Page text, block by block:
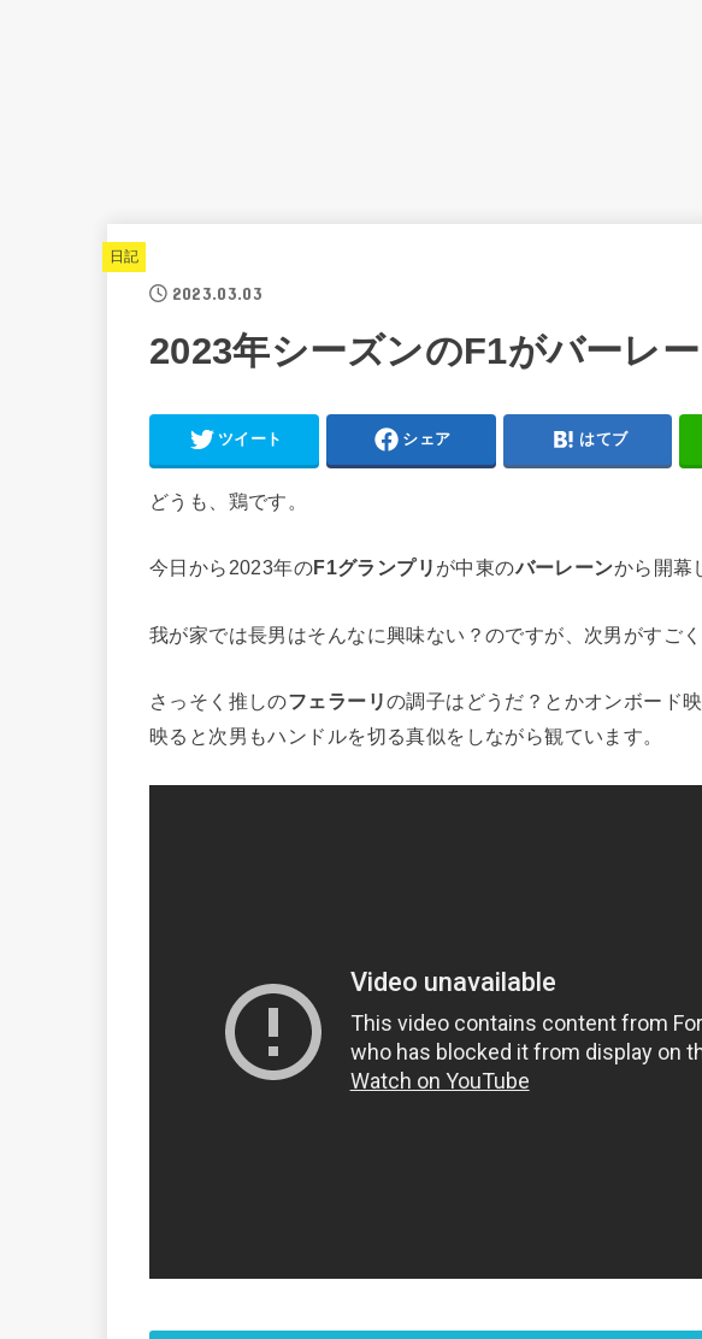
日記
2023.03.03
2023年シーズンのF1がバーレ
ツイート シェア はてブ
どうも、鶏です。
今日から2023年のF1グランプリ が中東のバーレーンから開幕
我が家では長男はそんなに興味ない？のですが、次男がすごく
さっそく推しのフェラーリの調子はどうだ？とかオンボード
映ると次男もハンドルを切る真似をしながら観ています。